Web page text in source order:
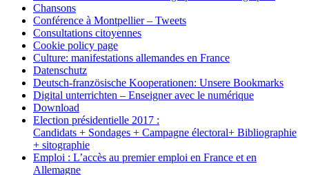
Chansons
Conférence à Montpellier – Tweets
Consultations citoyennes
Cookie policy page
Culture: manifestations allemandes en France
Datenschutz
Deutsch-französische Kooperationen: Unsere Bookmarks
Digital unterrichten – Enseigner avec le numérique
Download
Election présidentielle 2017 :
Candidats + Sondages + Campagne électoral+ Bibliographie
+ sitographie
Emploi : L’accès au premier emploi en France et en
Allemagne